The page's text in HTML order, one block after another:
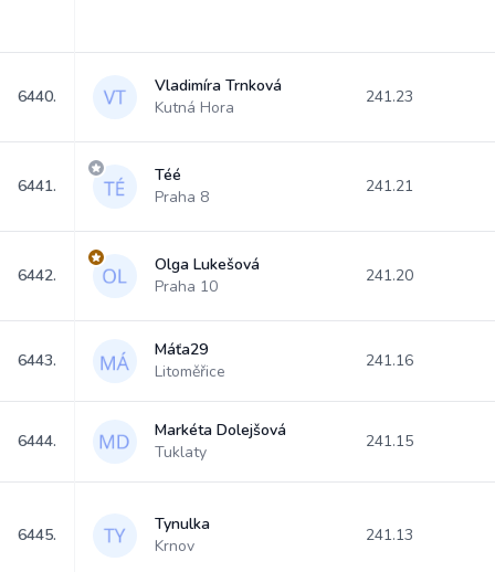
6440.
Vladimíra Trnková
Kutná Hora
241.23
6441.
Téé
Praha 8
241.21
6442.
Olga Lukešová
Praha 10
241.20
6443.
Máťa29
Litoměřice
241.16
6444.
Markéta Dolejšová
Tuklaty
241.15
6445.
Tynulka
Krnov
241.13